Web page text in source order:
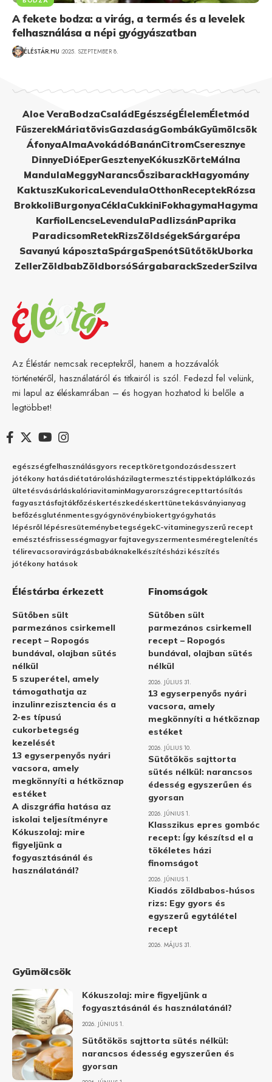
A fekete bodza: a virág, a termés és a levelek
felhasználása a népi gyógyászatban
ÉLÉSTÁR.HU 2025. SZEPTEMBER 8.
Aloe VeraBodzaCsaládEgészségÉlelemÉletmód
FűszerekMáriatövisGazdaságGombákGyümölcsök
ÁfonyaAlmaAvokádóBanánCitromCseresznye
DinnyeDióEperGesztenyeKókuszKörteMálna
MandulaMeggyNarancsŐszibarackHagyomány
KaktuszKukoricaLevendulaOtthonReceptekRózsa
BrokkoliBurgonyaCéklaCukkiniFokhagymaHagyma
KarfiolLencseLevendulaPadlizsánPaprika
ParadicsomRetekRizsZöldségekSárgarépa
Savanyú káposztaSpárgaSpenótSütőtökUborka
ZellerZöldbabZöldborsóSárgabarackSzederSzilva
Az Éléstár nemcsak receptekről, hanem a hozzávalók
történetéről, használatáról és titkairól is szól. Fedezd fel velünk,
mi lapul az éléskamrában – és hogyan hozhatod ki belőle a
legtöbbet!
egészségfelhasználásgyors receptköretgondozásdesszert
jótékony hatásdiétatárolásházilagtermesztéstippektáplálkozás
ültetésvásárláskalóriavitaminMagyarországrecepttartósítás
fagyasztásfajtákfőzéskertészkedéskerttünetekásványianyag
befőzésgluténmentesgyógynövénybiokertgyógyhatás
lépésről lépésresüteménybetegségekC-vitaminegyszerű recept
emésztésfrissességmagyar fajtavegyszermentesméregtelenítés
télirevacsoravirágzásbabáknakelkészítésházi készítés
jótékony hatások
Éléstárba érkezett
Sütőben sült
parmezános csirkemell
recept – Ropogós
bundával, olajban sütés
nélkül
5 szuperétel, amely
támogathatja az
inzulinrezisztencia és a
2-es típusú
cukorbetegség
kezelését
13 egyserpenyős nyári
vacsora, amely
megkönnyíti a hétköznap
estéket
A diszgráfia hatása az
iskolai teljesítményre
Kókuszolaj: mire
figyeljünk a
fogyasztásánál és
használatánál?
Finomságok
Sütőben sült
parmezános csirkemell
recept – Ropogós
bundával, olajban sütés
nélkül
2026. JÚLIUS 31.
13 egyserpenyős nyári
vacsora, amely
megkönnyíti a hétköznap
estéket
2026. JÚLIUS 10.
Sütőtökös sajttorta
sütés nélkül: narancsos
édesség egyszerűen és
gyorsan
2026. JÚNIUS 1.
Klasszikus epres gombóc
recept: Így készítsd el a
tökéletes házi
finomságot
2026. JÚNIUS 1.
Kiadós zöldbabos-húsos
rizs: Egy gyors és
egyszerű egytálétel
recept
2026. MÁJUS 31.
Gyümölcsök
Kókuszolaj: mire figyeljünk a
fogyasztásánál és használatánál?
2026. JÚNIUS 1.
Sütőtökös sajttorta sütés nélkül:
narancsos édesség egyszerűen és
gyorsan